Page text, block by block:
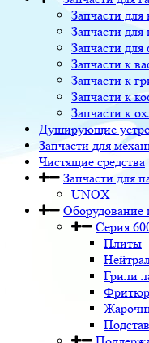
Запчасти
Запчасти
Запчасти
Запчасти к
Запчасти к
Запчасти к
Запчасти к
Душирующие
Запчасти для
Чистящие средства
Запчасти для
UNOX
Оборудование
Серия
Плиты
Грили